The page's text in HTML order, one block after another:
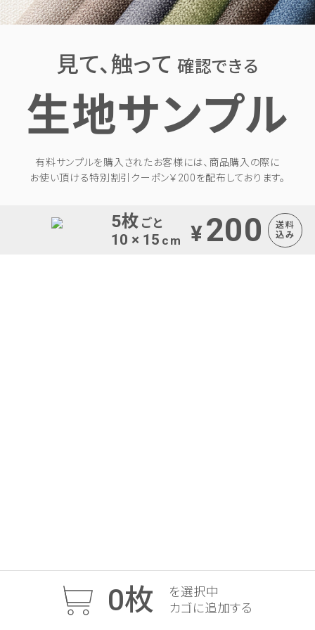
見て、触って 確認できる
生地サンプル
有料サンプルを購入されたお客様には、商品購入の際に
お使い頂ける特別割引クーポン￥200を配布しております。
5枚 ごと
10 × 15 cm ¥200
送料
込み
0枚
を選択中
カゴに追加する